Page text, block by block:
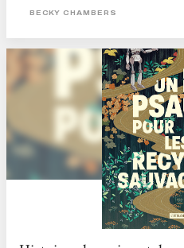
amitié poignante nait et s’approfondie,
BECKY CHAMBERS